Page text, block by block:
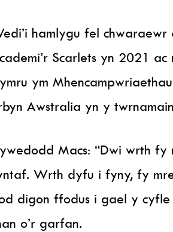
hamlygu fel
Scarlets yn 2021
ym
Awstralia yn y
Macs: “Dwi wrth
Wrth dyfu i fyny, fy
digon ffodus i gael y
o’r garfan.